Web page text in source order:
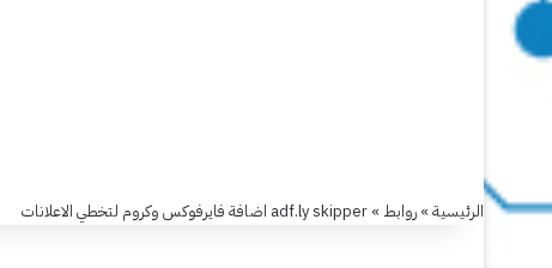
الرئيسية» روابط » adf.ly skipper اضافة فايرفوكس وكروم لتخطي الاعلاناتadf.ly